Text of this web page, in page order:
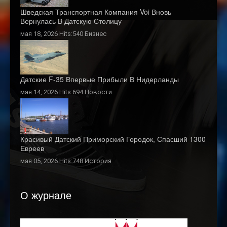
Шведская Транспортная Компания Voi Вновь
Вернулась В Датскую Столицу
мая 18, 2026 Hits:540 Бизнес
Датские F-35 Впервые Прибыли В Нидерланды
мая 14, 2026 Hits:694Новости
Красивый Датский Приморский Городок, Спасший 1300
Евреев
мая 05, 2026 Hits:748 История
О журнале